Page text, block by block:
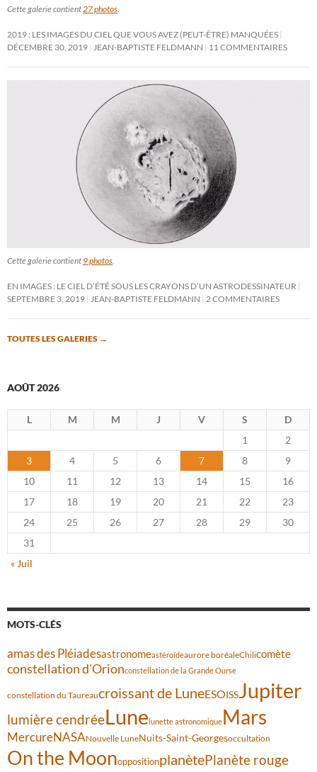
Cette galerie contient 27 photos
2019 : LES IMAGES DU CIEL QUE VOUS AVEZ (PEUT-ÊTRE) MANQUÉES
DÉCEMBRE 30, 2019
JEAN-BAPTISTE FELDMANN 11 COMMENTAIRES
Cette galerie contient 9 photos
EN IMAGES : LE CIEL D’ÉTÉ SOUS LES CRAYONS D’UN ASTRODESSINATEUR
SEPTEMBRE 3, 2019
JEAN-BAPTISTE FELDMANN 2 COMMENTAIRES
TOUTES LES GALERIES →
AOÛT 2026
L M M J V S
D
1
2
3
4 5 6 7 8
9
10
11 12 13 14 15
16
17
18 19 20 21 22
23
24
25 26 27 28 29
30
31
« Juil
MOTS-CLÉS
amas des Pléiadesastronomeastéroïdeaurore boréaleChilicomète
constellation d'Orionconstellation de la Grande Ourse
constellation du Taureaucroissant de LuneESOISSJupiter
lumière cendréeLunelunette astronomiqueMars
MercureNASANouvelle LuneNuits-Saint-Georgesoccultation
On the MoonoppositionplanètePlanète rouge